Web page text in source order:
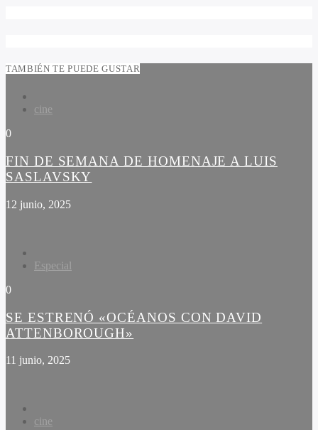
TAMBIÉN TE PUEDE GUSTAR
cine
0
FIN DE SEMANA DE HOMENAJE A LUIS
SASLAVSKY
12 junio, 2025
Especial
0
SE ESTRENÓ «OCÉANOS CON DAVID
ATTENBOROUGH»
11 junio, 2025
cine